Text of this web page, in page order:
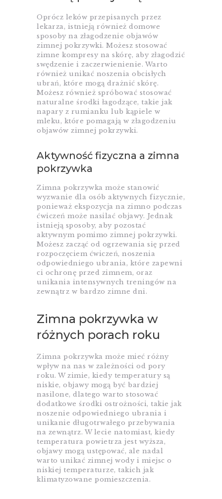
Oprócz leków przepisanych przez
lekarza, istnieją również domowe
sposoby na złagodzenie objawów
zimnej pokrzywki. Możesz stosować
zimne kompresy na skórę, aby złagodzić
swędzenie i zaczerwienienie. Warto
również unikać noszenia obcisłych
ubrań, które mogą drażnić skórę.
Możesz również spróbować stosować
naturalne środki łagodzące, takie jak
napary z rumianku lub kąpiele w
mleku, które pomagają w złagodzeniu
objawów zimnej pokrzywki.
Aktywność fizyczna a zimna
pokrzywka
Zimna pokrzywka może stanowić
wyzwanie dla osób aktywnych fizycznie,
ponieważ ekspozycja na zimno podczas
ćwiczeń może nasilać objawy. Jednak
istnieją sposoby, aby pozostać
aktywnym pomimo zimnej pokrzywki.
Możesz zacząć od ogrzewania się przed
rozpoczęciem ćwiczeń, noszenia
odpowiedniego ubrania, które zapewni
ci ochronę przed zimnem, oraz
unikania intensywnych treningów na
zewnątrz w bardzo zimne dni.
Zimna pokrzywka w
różnych porach roku
Zimna pokrzywka może mieć różny
wpływ na nas w zależności od pory
roku. W zimie, kiedy temperatury są
niskie, objawy mogą być bardziej
nasilone, dlatego warto stosować
dodatkowe środki ostrożności, takie jak
noszenie odpowiedniego ubrania i
unikanie długotrwałego przebywania
na zewnątrz. W lecie natomiast, kiedy
temperatura powietrza jest wyższa,
objawy mogą ustępować, ale nadal
warto unikać zimnej wody i miejsc o
niskiej temperaturze, takich jak
klimatyzowane pomieszczenia.